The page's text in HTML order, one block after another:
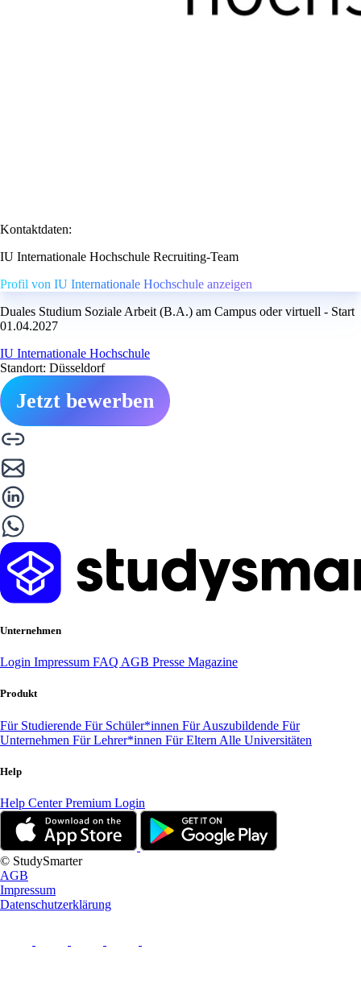
Kontaktdaten:
IU Internationale Hochschule Recruiting-Team
Profil von IU Internationale Hochschule anzeigen
Duales Studium Soziale Arbeit (B.A.) am Campus oder virtuell - Start
01.04.2027
IU Internationale Hochschule
Standort: Düsseldorf
Jetzt bewerben
Unternehmen
Login Impressum FAQ AGB Presse Magazine
Produkt
Für Studierende Für Schüler*innen Für Auszubildende Für
Unternehmen Für Lehrer*innen Für Eltern Alle Universitäten
Help
Help CenterPremium Login
© StudySmarter
AGB
Impressum
Datenschutzerklärung